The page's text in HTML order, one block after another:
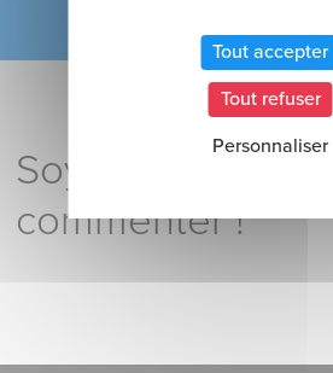
Soyez le premier à
commenter !
Tout accepter
Tout refuser
Personnaliser